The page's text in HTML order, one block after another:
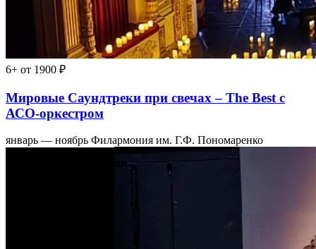
6+ от 1900 ₽
Мировые Саундтреки при свечах – The Best с
АСО-оркестром
январь — ноябрь Филармония им. Г.Ф. Пономаренко